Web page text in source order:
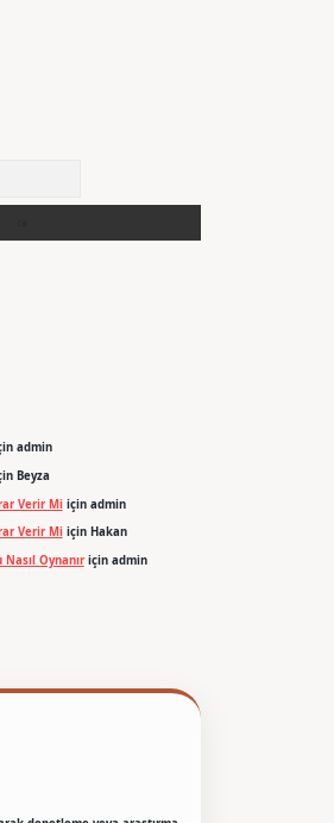
admin
Beyza
Verir Miiçin admin
Verir Miiçin Hakan
Oynanıriçin admin